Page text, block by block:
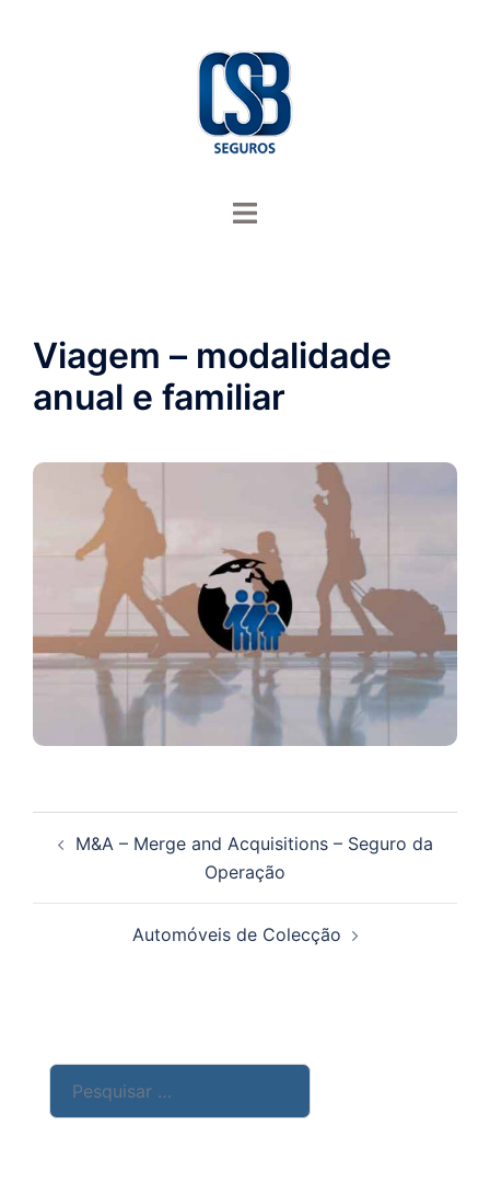
Alternar
Viagem – modalidade
anual e familiar
de M&A – Merge and Acquisitions – Seguro da
Operação
Automóveis de Colecção
Pesquisar
por: